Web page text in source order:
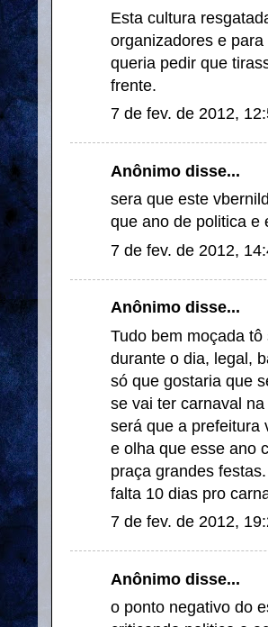
Esta cultura
organizadores e
queria pedir que
frente.
7 de fev. de 2012,
Anônimo disse...
sera que este
que ano de politica e
7 de fev. de 2012,
Anônimo disse...
Tudo bem moçada
durante o dia, legal,
só que gostaria que
se vai ter carnaval
será que a prefeitura
e olha que esse ano
praça grandes festas.
falta 10 dias pro
7 de fev. de 2012,
Anônimo disse...
o ponto negativo do